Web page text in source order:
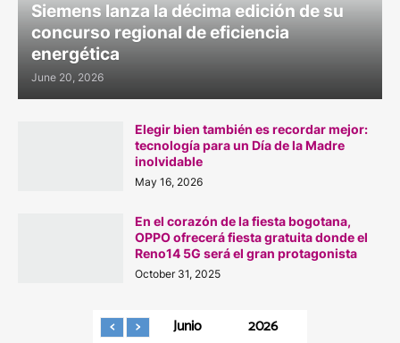
Siemens lanza la décima edición de su
concurso regional de eficiencia
energética
June 20, 2026
Elegir bien también es recordar mejor:
tecnología para un Día de la Madre
inolvidable
May 16, 2026
En el corazón de la fiesta bogotana,
OPPO ofrecerá fiesta gratuita donde el
Reno14 5G será el gran protagonista
October 31, 2025
Junio 2026